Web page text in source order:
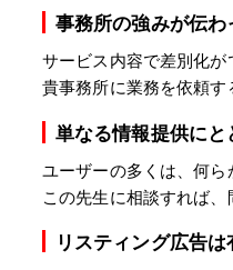
事務所の強みが伝わ
サービス内容で差別化が
貴事務所に業務を依頼す
単なる情報提供にと
ユーザーの多くは、何ら
この先生に相談すれば
リスティング広告